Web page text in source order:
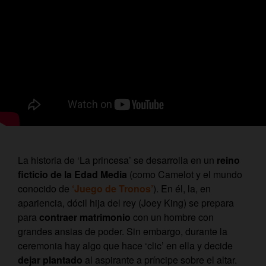
La historia de ‘La princesa’ se desarrolla en un reino
ficticio de la Edad Media (como Camelot y el mundo
conocido de ‘Juego de Tronos’). En él, la, en
apariencia, dócil hija del rey (Joey King) se prepara
para contraer matrimonio con un hombre con
grandes ansias de poder. Sin embargo, durante la
ceremonia hay algo que hace ‘clic’ en ella y decide
dejar plantado al aspirante a príncipe sobre el altar.